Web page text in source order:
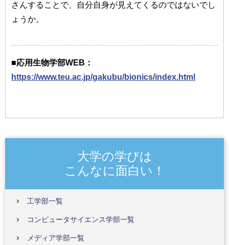
さんすることで、自分自身が見えてくるのではないでし
ょうか。
■応用生物学部WEB：
https://www.teu.ac.jp/gakubu/bionics/index.html
大学の学びは
こんなに面白い！
工学部一覧
コンピュータサイエンス学部一覧
メディア学部一覧